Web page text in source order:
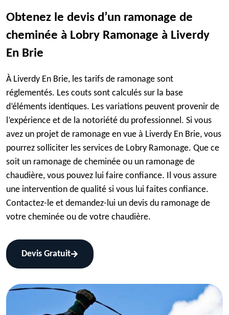
Obtenez le devis d’un ramonage de
cheminée à Lobry Ramonage à Liverdy
En Brie
À Liverdy En Brie, les tarifs de ramonage sont
réglementés. Les couts sont calculés sur la base
d’éléments identiques. Les variations peuvent provenir de
l’expérience et de la notoriété du professionnel. Si vous
avez un projet de ramonage en vue à Liverdy En Brie, vous
pourrez solliciter les services de Lobry Ramonage. Que ce
soit un ramonage de cheminée ou un ramonage de
chaudière, vous pouvez lui faire confiance. Il vous assure
une intervention de qualité si vous lui faites confiance.
Contactez-le et demandez-lui un devis du ramonage de
votre cheminée ou de votre chaudière.
Devis Gratuit